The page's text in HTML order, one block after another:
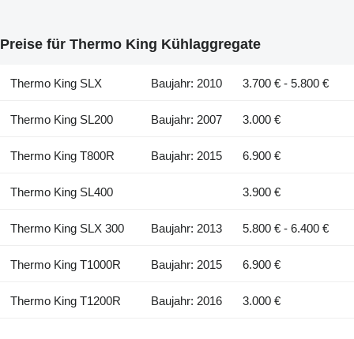
Preise für Thermo King Kühlaggregate
Thermo King SLX Baujahr: 2010 3.700 € - 5.800 €
Thermo King SL200 Baujahr: 2007 3.000 €
Thermo King T800R Baujahr: 2015 6.900 €
Thermo King SL400 3.900 €
Thermo King SLX 300 Baujahr: 2013 5.800 € - 6.400 €
Thermo King T1000R Baujahr: 2015 6.900 €
Thermo King T1200R Baujahr: 2016 3.000 €